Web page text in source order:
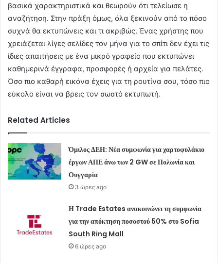
βασικά χαρακτηριστικά και θεωρούν ότι τελείωσε η
αναζήτηση. Στην πράξη όμως, όλα ξεκινούν από το πόσο
συχνά θα εκτυπώνεις και τι ακριβώς. Ένας χρήστης που
χρειάζεται λίγες σελίδες τον μήνα για το σπίτι δεν έχει τις
ίδιες απαιτήσεις με ένα μικρό γραφείο που εκτυπώνει
καθημερινά έγγραφα, προσφορές ή αρχεία για πελάτες.
Όσο πιο καθαρή εικόνα έχεις για τη ρουτίνα σου, τόσο πιο
εύκολο είναι να βρεις τον σωστό εκτυπωτή.
Related Articles
Όμιλος ΔΕΗ: Νέα συμφωνία για χαρτοφυλάκιο
έργων ΑΠΕ άνω των 2 GW σε Πολωνία και
Ουγγαρία
3 ώρες ago
Η Trade Estates ανακοινώνει τη συμφωνία
για την απόκτηση ποσοστού 50% στο Sofia
South Ring Mall
6 ώρες ago